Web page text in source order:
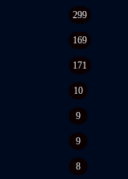
299
169
171
10
9
9
8